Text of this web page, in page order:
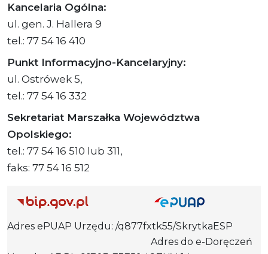
Kancelaria Ogólna:
ul. gen. J. Hallera 9
tel.: 77 54 16 410
Punkt Informacyjno-Kancelaryjny:
ul. Ostrówek 5,
tel.: 77 54 16 332
Sekretariat Marszałka Województwa
Opolskiego:
tel.: 77 54 16 510 lub 311,
faks: 77 54 16 512
Adres ePUAP Urzędu: /q877fxtk55/SkrytkaESP
Adres do e-Doręczeń